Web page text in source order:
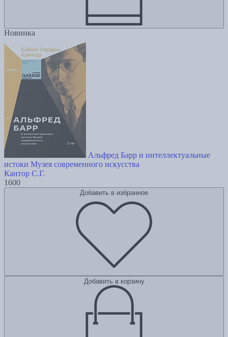
Новинка
Альфред Барр и интеллектуальные
истоки Музея современного искусства
Кантор С.Г.
1600
Добавить в избранное
Добавить в корзину